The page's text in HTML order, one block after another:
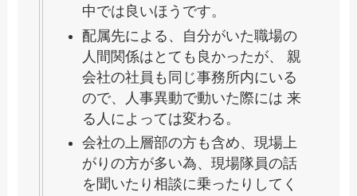
中では良いほうです。
配属先による、自分がいた職場の
人間関係はとても良かったが、 親
会社の社員も同じ事務所内にいる
ので、人事異動で動いた際には 来
る人によっては変わる。
会社の上層部の方も含め、現場上
がりの方が多い為、現場隊員の話
を聞いたり相談に乗ったりしてく